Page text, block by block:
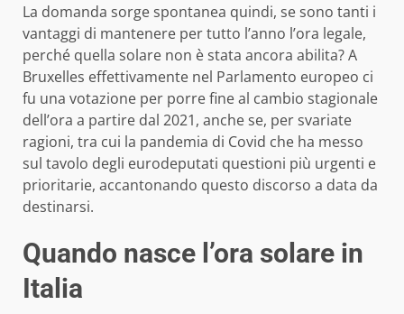
La domanda sorge spontanea quindi, se sono tanti i
vantaggi di mantenere per tutto l’anno l’ora legale,
perché quella solare non è stata ancora abilita? A
Bruxelles effettivamente nel Parlamento europeo ci
fu una votazione per porre fine al cambio stagionale
dell’ora a partire dal 2021, anche se, per svariate
ragioni, tra cui la pandemia di Covid che ha messo
sul tavolo degli eurodeputati questioni più urgenti e
prioritarie, accantonando questo discorso a data da
destinarsi.
Quando nasce l’ora solare in
Italia